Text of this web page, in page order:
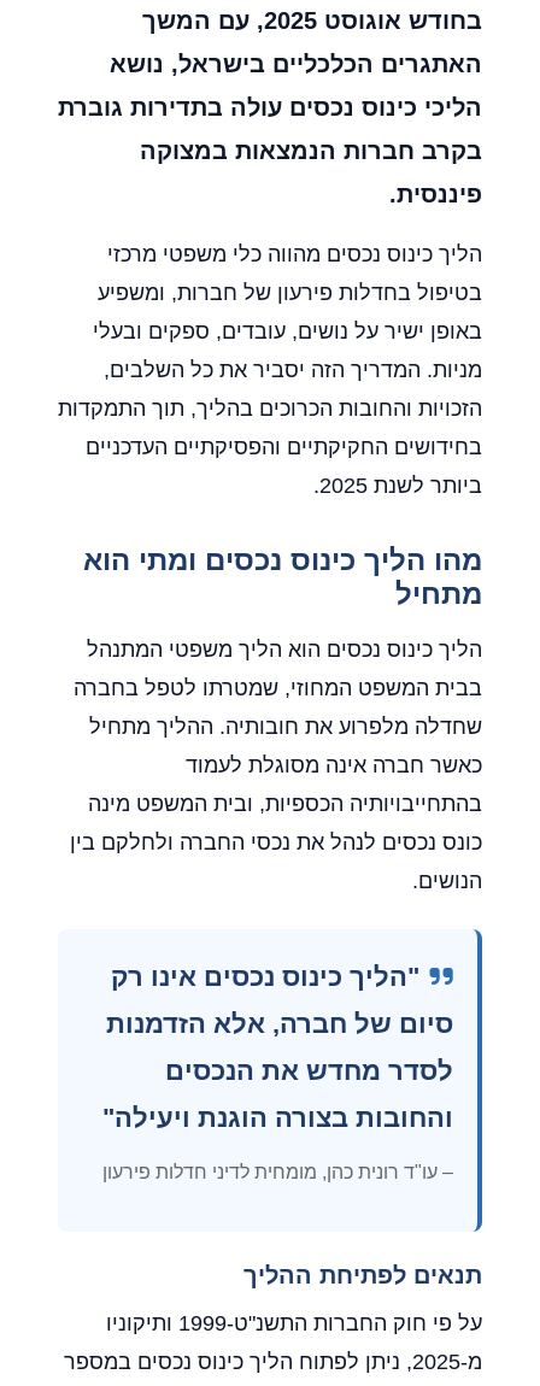
בחודש אוגוסט 2025, עם המשך
האתגרים הכלכליים בישראל, נושא
הליכי כינוס נכסים עולה בתדירות גוברת
בקרב חברות הנמצאות במצוקה
פיננסית.
הליך כינוס נכסים מהווה כלי משפטי מרכזי
בטיפול בחדלות פירעון של חברות, ומשפיע
באופן ישיר על נושים, עובדים, ספקים ובעלי
מניות. המדריך הזה יסביר את כל השלבים,
הזכויות והחובות הכרוכים בהליך, תוך התמקדות
בחידושים החקיקתיים והפסיקתיים העדכניים
ביותר לשנת 2025.
מהו הליך כינוס נכסים ומתי הוא
מתחיל
הליך כינוס נכסים הוא הליך משפטי המתנהל
בבית המשפט המחוזי, שמטרתו לטפל בחברה
שחדלה מלפרוע את חובותיה. ההליך מתחיל
כאשר חברה אינה מסוגלת לעמוד
בהתחייבויותיה הכספיות, ובית המשפט מינה
כונס נכסים לנהל את נכסי החברה ולחלקם בין
הנושים.
"הליך כינוס נכסים אינו רק
סיום של חברה, אלא הזדמנות
לסדר מחדש את הנכסים
והחובות בצורה הוגנת ויעילה"
– עו"ד רונית כהן, מומחית לדיני חדלות פירעון
תנאים לפתיחת ההליך
על פי חוק החברות התשנ"ט-1999 ותיקוניו
מ-2025, ניתן לפתוח הליך כינוס נכסים במספר